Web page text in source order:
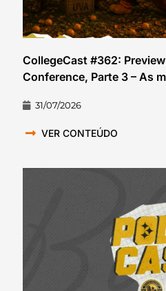
CollegeCast #362:
Conference, Parte 3 – As
31/07/2026
VER CONTEÚDO